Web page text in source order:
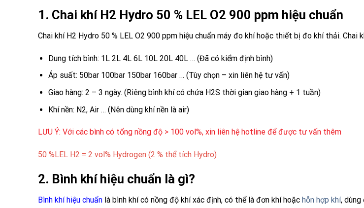
1. Chai khí H2 Hydro 50 % LEL O2 900 ppm hiệu chuẩn
Chai khí H2 Hydro 50 % LEL O2 900 ppm hiệu chuẩn máy đo khí hoặc thiết bị đo khí thải. Chai
Dung tích bình: 1L 2L 4L 6L 10L 20L 40L … (Đã có kiểm định bình)
Áp suất: 50bar 100bar 150bar 160bar … (Tùy chọn – xin liên hệ tư vấn)
Giao hàng: 2 – 3 ngày. (Riêng bình khí có chứa H2S thời gian giao hàng + 1 tuần)
Khí nền: N2, Air … (Nên dùng khí nền là air)
LƯU Ý: Với các bình có tổng nồng độ > 100 vol%, xin liên hệ hotline để được tư vấn thêm
50 %LEL H2 = 2 vol% Hydrogen (2 % thể tích Hydro)
2. Bình khí hiệu chuẩn là gì?
Bình khí hiệu chuẩn là bình khí có nồng độ khí xác định, có thể là đơn khí hoặc hỗn hợp khí, dùng